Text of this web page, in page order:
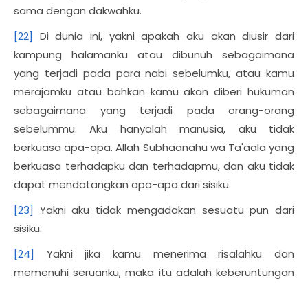
sama dengan dakwahku.
[22]
Di dunia ini, yakni apakah aku akan diusir dari
kampung halamanku atau dibunuh sebagaimana
yang terjadi pada para nabi sebelumku, atau kamu
merajamku atau bahkan kamu akan diberi hukuman
sebagaimana yang terjadi pada orang-orang
sebelummu. Aku hanyalah manusia, aku tidak
berkuasa apa-apa. Allah Subhaanahu wa Ta'aala yang
berkuasa terhadapku dan terhadapmu, dan aku tidak
dapat mendatangkan apa-apa dari sisiku.
[23] Yakni aku tidak mengadakan sesuatu pun dari
sisiku.
[24]
Yakni jika kamu menerima risalahku dan
memenuhi seruanku, maka itu adalah keberuntungan